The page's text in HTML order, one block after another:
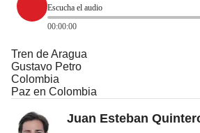
Escucha el audio
00:00:00
Tren de Aragua
Gustavo Petro
Colombia
Paz en Colombia
Juan Esteban